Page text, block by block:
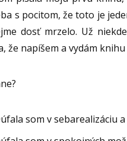
s pocitom, že toto je
dosť mrzelo. Už
že napíšem a vydám knihu
som v sebarealizáciu